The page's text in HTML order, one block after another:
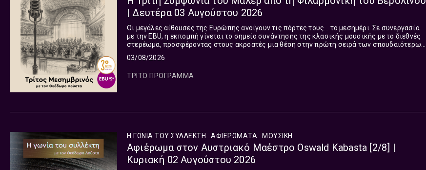
| Δευτέρα 03 Αυγούστου 2026
Οι μεγάλες αίθουσες της Ευρώπης ανοίγουν τις πόρτες τους… το μεσημέρι. Σε συνεργασία
με την EBU, η εκπομπή γίνεται το σημείο συνάντησης της κλασικής μουσικής με το διεθνές
στερέωμα, προσφέροντας στους ακροατές μια θέση στην πρώτη σειρά των σπουδαιότερων
μεταδίδεται Δευτέρα με Παρασκευή στη μία το μεσημέρι, με δίωρη διάρκεια κάθε Δευτέρα
03/08/2026
ΤΡΙΤΟ ΠΡΟΓΡΑΜΜΑ
Η ΓΩΝΙΑ ΤΟΥ ΣΥΛΛΕΚΤΗ ΑΦΙΕΡΏΜΑΤΑ ΜΟΥΣΙΚΉ
Αφιέρωμα στον Αυστριακό Μαέστρο Oswald Kabasta [2/8] |
Κυριακή 02 Αυγούστου 2026